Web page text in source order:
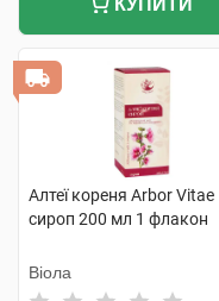
КУПИТИ
Алтеї кореня Arbor Vitae
сироп 200 мл 1 флакон
Віола